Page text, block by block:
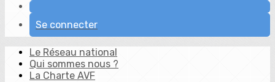
Se connecter
Le Réseau national
Qui sommes nous ?
La Charte AVF